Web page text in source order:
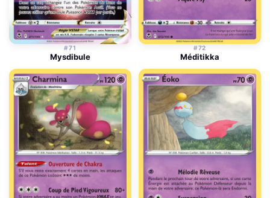
#71
Mysdibule
#72
Méditikka